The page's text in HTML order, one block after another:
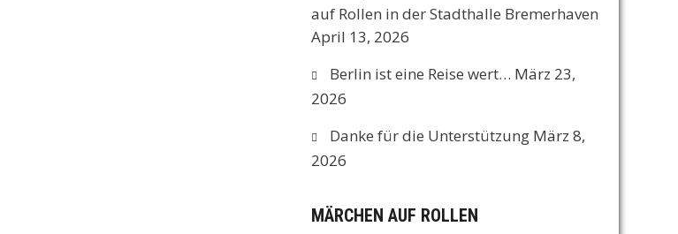
auf Rollen in der Stadthalle Bremerhaven
April 13, 2026
Berlin ist eine Reise wert… März 23,
2026
Danke für die Unterstützung März 8,
2026
MÄRCHEN AUF ROLLEN